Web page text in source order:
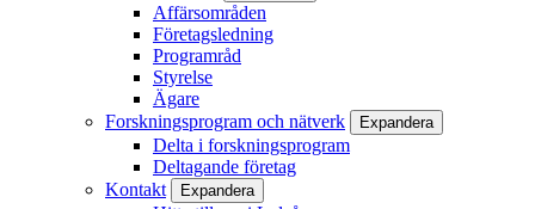
Affärsområden
Företagsledning
Programråd
Styrelse
Ägare
Forskningsprogram och nätverk
Expandera
Delta i forskningsprogram
Deltagande företag
Kontakt
Expandera